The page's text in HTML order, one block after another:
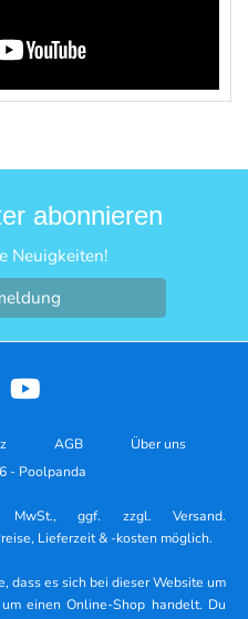
abonnieren
Neuigkeiten!
AGB
Über uns
- Poolpanda
MwSt., ggf. zzgl. Versand.
Lieferzeit & -kosten möglich.
dass es sich bei dieser Website um
einen Online-Shop handelt. Du